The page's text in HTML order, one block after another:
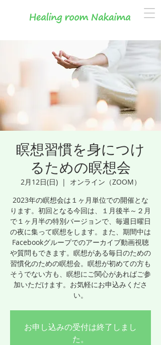
瞑想習慣を身につけ
るための瞑想会
2月12日(日)
  |
オンライン（ZOOM）
2023年の瞑想会は１ヶ月単位での開催とな
ります。初回となる今回は、１月後半～２月
で１ヶ月半の特別バージョンで、毎週日曜日
の夜に集って瞑想をします。また、期間中は
Facebookグループでのアーカイブ動画視聴
や質問もできます。瞑想がある毎日のための
習慣化のための瞑想会。瞑想が初めての方も
そうでない方も、瞑想にご関心があればご参
加いただけます。お気軽にお申込みくださ
い。
お申し込みの受付は終了しまし
た。